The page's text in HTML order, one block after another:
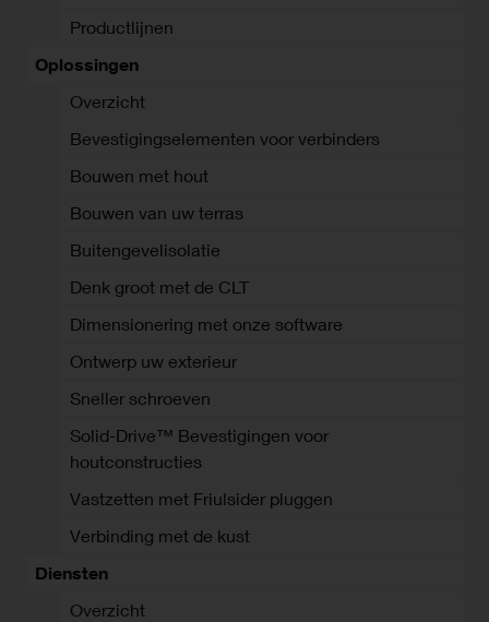
Productlijnen
Oplossingen
Overzicht
Bevestigingselementen voor verbinders
Bouwen met hout
Bouwen van uw terras
Buitengevelisolatie
Denk groot met de CLT
Dimensionering met onze software
Ontwerp uw exterieur
Sneller schroeven
Solid-Drive™ Bevestigingen voor
houtconstructies
Vastzetten met Friulsider pluggen
Verbinding met de kust
Diensten
Overzicht